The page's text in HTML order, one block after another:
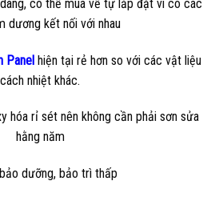
dàng, có thể mua về tự lắp đặt vì có các
dương kết nối với nhau
Panelhiện tại rẻ hơn so với các vật liệu
cách nhiệt khác.
hóa rỉ sét nên không cần phải sơn sửa
hằng năm
dưỡng, bảo trì thấp